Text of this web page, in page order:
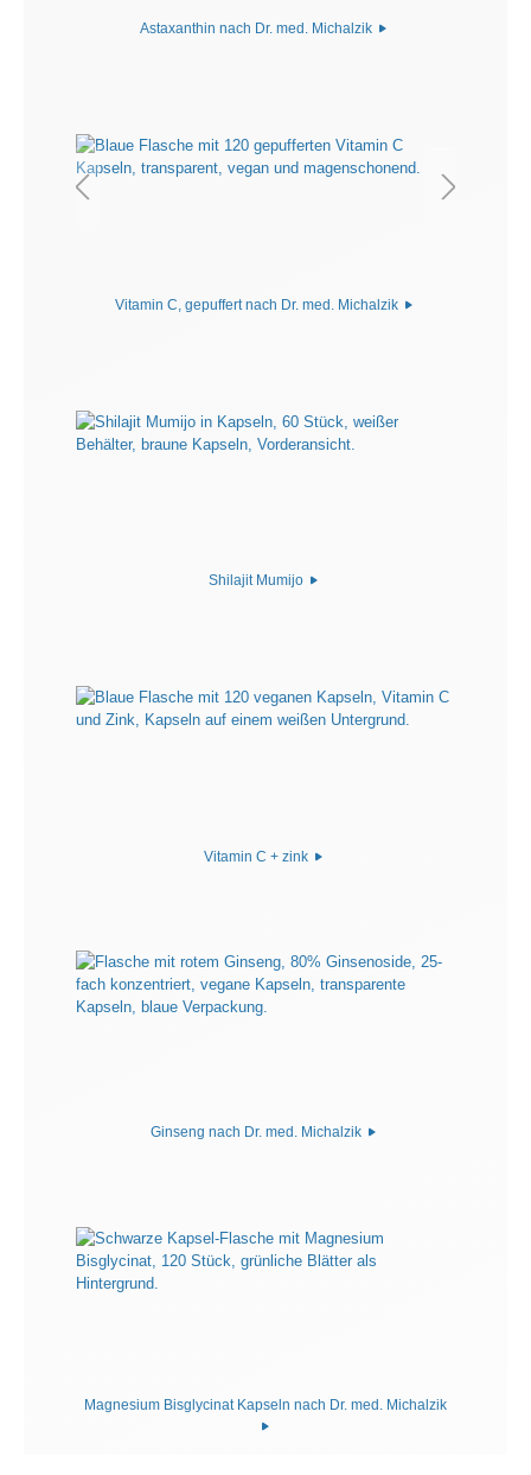
Astaxanthin nach Dr. med. Michalzik
Vitamin C, gepuffert nach Dr. med. Michalzik
Shilajit Mumijo
Vitamin C + zink
Ginseng nach Dr. med. Michalzik
Magnesium Bisglycinat Kapseln nach Dr. med. Michalzik